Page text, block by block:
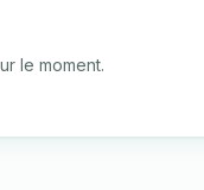
le moment.